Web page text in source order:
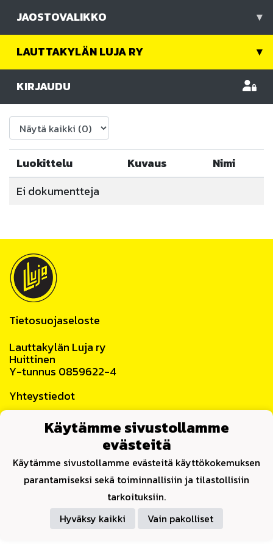
JAOSTOVALIKKO ▾
LAUTTAKYLÄN LUJA RY ▾
KIRJAUDU
Luokittelu Kuvaus
Nimi
Ei dokumentteja
Tietosuojaseloste
Lauttakylän Luja ry
Huittinen
Y-tunnus 0859622-4
Yhteystiedot
Powered by
Käytämme sivustollamme
evästeitä
Käytämme sivustollamme evästeitä käyttökokemuksen
parantamiseksi sekä toiminnallisiin ja tilastollisiin
tarkoituksiin.
Hyväksy kaikki
Vain pakolliset